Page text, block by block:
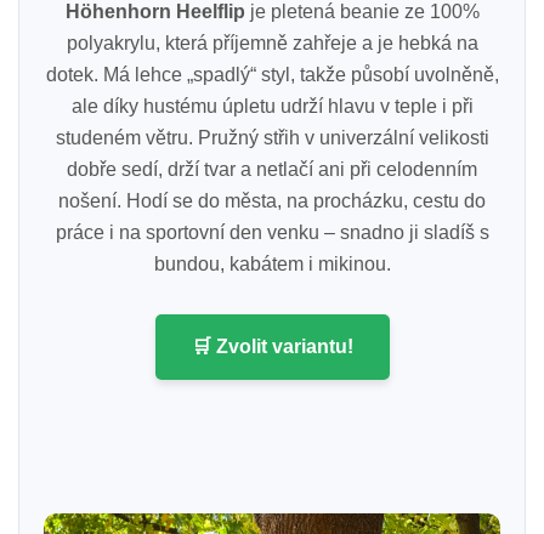
Höhenhorn Heelflip je pletená beanie ze 100%
polyakrylu, která příjemně zahřeje a je hebká na
dotek. Má lehce „spadlý“ styl, takže působí uvolněně,
ale díky hustému úpletu udrží hlavu v teple i při
studeném větru. Pružný střih v univerzální velikosti
dobře sedí, drží tvar a netlačí ani při celodenním
nošení. Hodí se do města, na procházku, cestu do
práce i na sportovní den venku – snadno ji sladíš s
bundou, kabátem i mikinou.
🛒 Zvolit variantu!